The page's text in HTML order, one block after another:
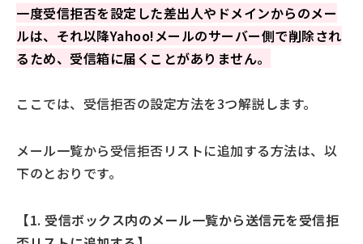
一度受信拒否を設定した差出人やドメインからのメー
ルは、それ以降Yahoo!メールのサーバー側で削除され
るため、受信箱に届くことがありません。
ここでは、受信拒否の設定方法を3つ解説します。
メール一覧から受信拒否リストに追加する方法は、以
下のとおりです。
【1. 受信ボックス内のメール一覧から送信元を受信拒